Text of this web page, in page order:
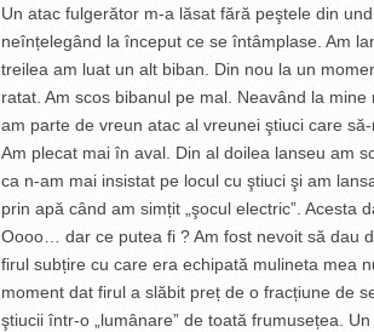
Un atac fulgerător m-a lăsat fără peştele din
neînțelegând la început ce se întâmplase. Am
treilea am luat un alt biban. Din nou la un
ratat. Am scos bibanul pe mal. Neavând la
am parte de vreun atac al vreunei ştiuci care
Am plecat mai în aval. Din al doilea lanseu am
ca n-am mai insistat pe locul cu ştiuci şi am
prin apă când am simțit „şocul electric”. Acesta
Oooo… dar ce putea fi ? Am fost nevoit să dau
firul subțire cu care era echipată mulineta mea
moment dat firul a slăbit preț de o fracțiune de
ştiucii într-o „lumânare” de toată frumusețea.